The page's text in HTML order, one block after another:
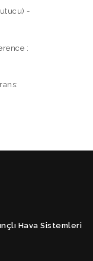
-
:
Hava Sistemleri